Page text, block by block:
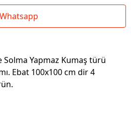
Whatsapp
Solma Yapmaz Kumaş türü
Ebat 100x100 cm dir 4